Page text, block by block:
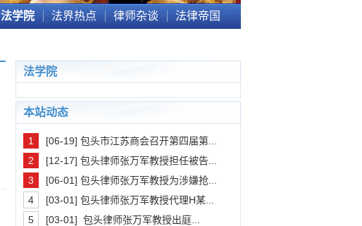
法学院 法界热点 律师杂谈 法律帝国
法学院
本站动态
1
[06-19] 包头市江苏商会召开第四届第...
2
[12-17] 包头律师张万军教授担任被告...
3
[06-01] 包头律师张万军教授为涉嫌抢...
4
[03-01] 包头律师张万军教授代理H某...
5
[03-01] 包头律师张万军教授出庭...